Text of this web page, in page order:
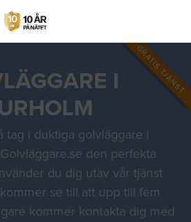
GRATIS TJÄNST
I
tag i duktiga golvläggare i
den perfekta
du dig utav vår tjänst
se till att upp till fem
kommer kontakta dig med